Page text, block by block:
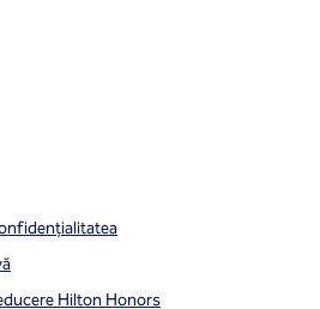
Hilton Honors